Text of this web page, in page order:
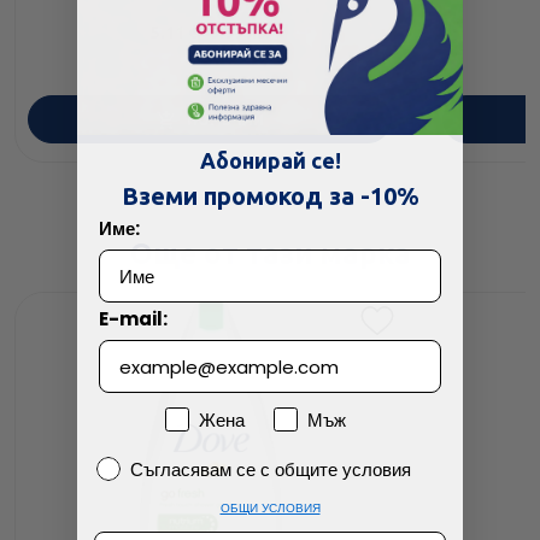
€ /9.99лв.
ПОРЪЧАЙ
Още от тази марка
Абонирай се!
Вземи промокод за -10%
Име:
E-mail:
ПолЖена
Мъж
Съгласявам се с общите условия
Съгласявам се с общите условия
ОБЩИ УСЛОВИЯ